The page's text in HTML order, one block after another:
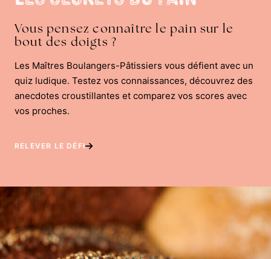
Vous pensez connaître le pain sur le
bout des doigts ?
Les Maîtres Boulangers-Pâtissiers vous défient avec un
quiz ludique. Testez vos connaissances, découvrez des
anecdotes croustillantes et comparez vos scores avec
vos proches.
RELEVER LE DÉFI